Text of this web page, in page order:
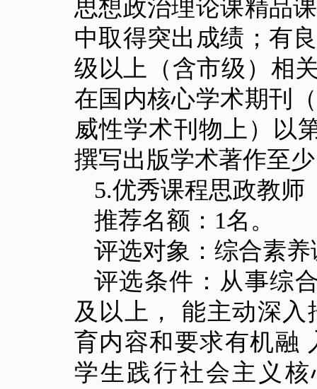
思想政治理论课精品
中取得突出成绩；有
级以上（含市级）相
在国内核心学术期刊
威性学术刊物上）以
撰写出版学术著作至少
5.优秀课程思政教师
推荐名额： 1名。
评选对象：综合素
评选条件：从事综
及以上， 能主动深
育内容和要求有机融
学生践行社会主义